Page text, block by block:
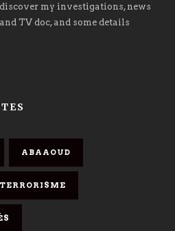
my investigations, news
TV doc, and some details
ABAAOUD